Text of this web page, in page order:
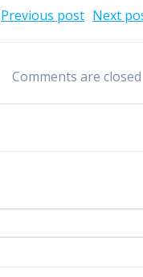
de
Previous post
de
Next
Comments are closed